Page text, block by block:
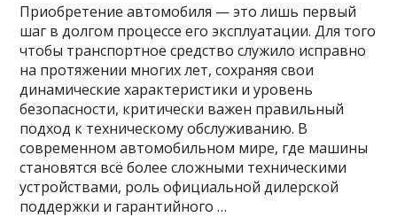
Приобретение автомобиля — это лишь первый
шаг в долгом процессе его эксплуатации. Для того
чтобы транспортное средство служило исправно
на протяжении многих лет, сохраняя свои
динамические характеристики и уровень
безопасности, критически важен правильный
подход к техническому обслуживанию. В
современном автомобильном мире, где машины
становятся всё более сложными техническими
устройствами, роль официальной дилерской
поддержки и гарантийного …